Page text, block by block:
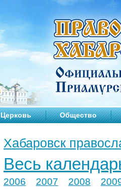
Церковь Общество
Хабаровск
Весь
2006 2007 2008